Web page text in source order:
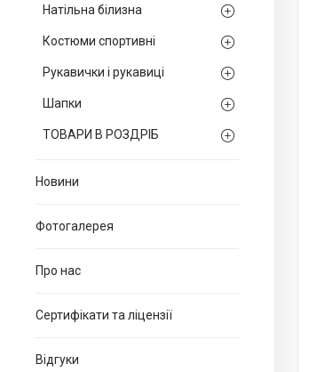
Натільна білизна
Костюми спортивні
Рукавички і рукавиці
Шапки
ТОВАРИ В РОЗДРІБ
Новини
Фотогалерея
Про нас
Сертифікати та ліцензії
Відгуки